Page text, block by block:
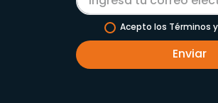
Acepto los Términos
Enviar